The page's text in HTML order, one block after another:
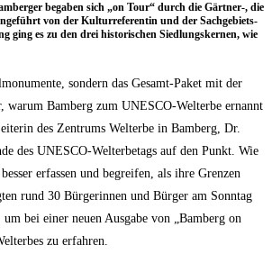
bega­ben sich „on Tour“ durch die Gärtner‑, die
von der Kul­tur­re­fe­ren­tin und der Sach­ge­biets­
ging es zu den drei his­to­ri­schen Sied­lungs­ker­nen, wie
son­dern das Gesamt-Paket mit der
war­um Bam­berg zum UNESCO-Welt­erbe ernannt
des Zen­trums Welt­erbe in Bam­berg, Dr.
des UNESCO-Welt­erbe­tags auf den Punkt. Wie
erfas­sen und begrei­fen, als ihre Gren­zen
rund 30 Bür­ge­rin­nen und Bür­ger am Sonn­tag
bei einer neu­en Aus­ga­be von „Bam­berg on
zu erfahren.